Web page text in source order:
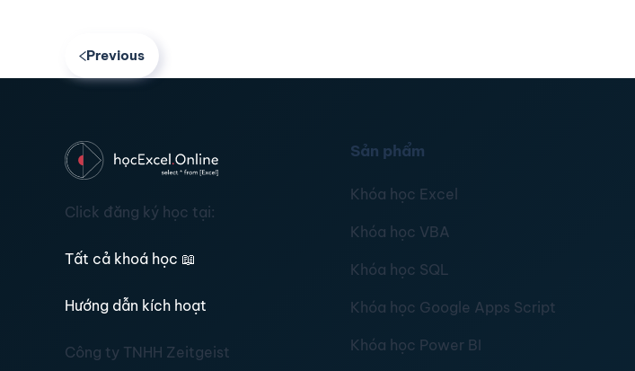
Previous
Click đăng ký học tại:
Tất cả khoá học 📖
Hướng dẫn kích hoạt
Công ty TNHH Zeitgeist
Sản phẩm
Khóa học Excel
Khóa học VBA
Khóa học SQL
Khóa học Google Apps Script
Khóa học Power BI